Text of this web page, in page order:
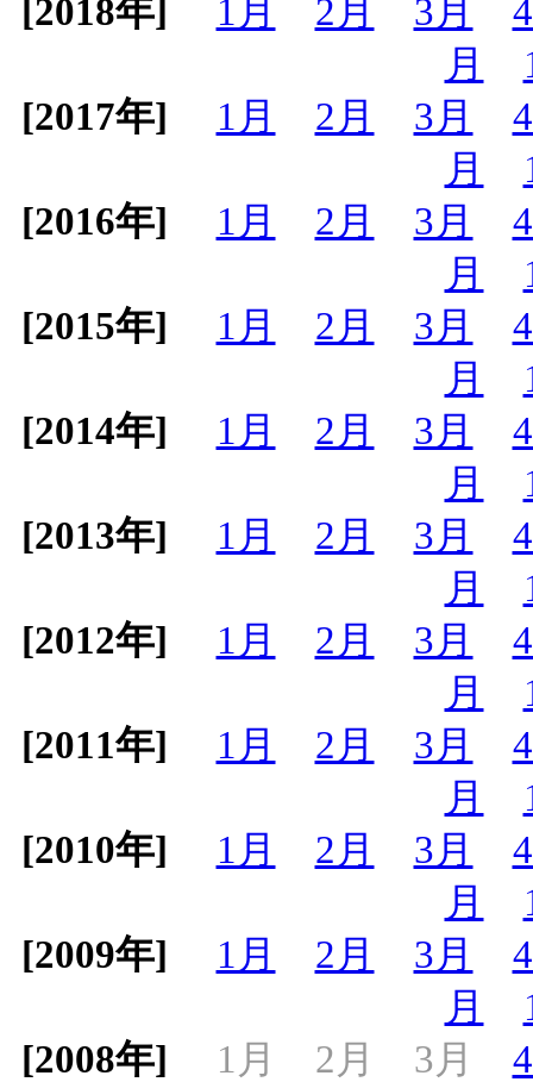
[2018年] 1月 2月 3月
月
[2017年]
1月 2月 3月
月
[2016年]
1月 2月 3月
月
[2015年]
1月 2月 3月
月
[2014年]
1月 2月 3月
月
[2013年]
1月 2月 3月
月
[2012年]
1月 2月 3月
月
[2011年]
1月 2月 3月
月
[2010年]
1月 2月 3月
月
[2009年]
1月 2月 3月
月
[2008年]
1月 2月 3月